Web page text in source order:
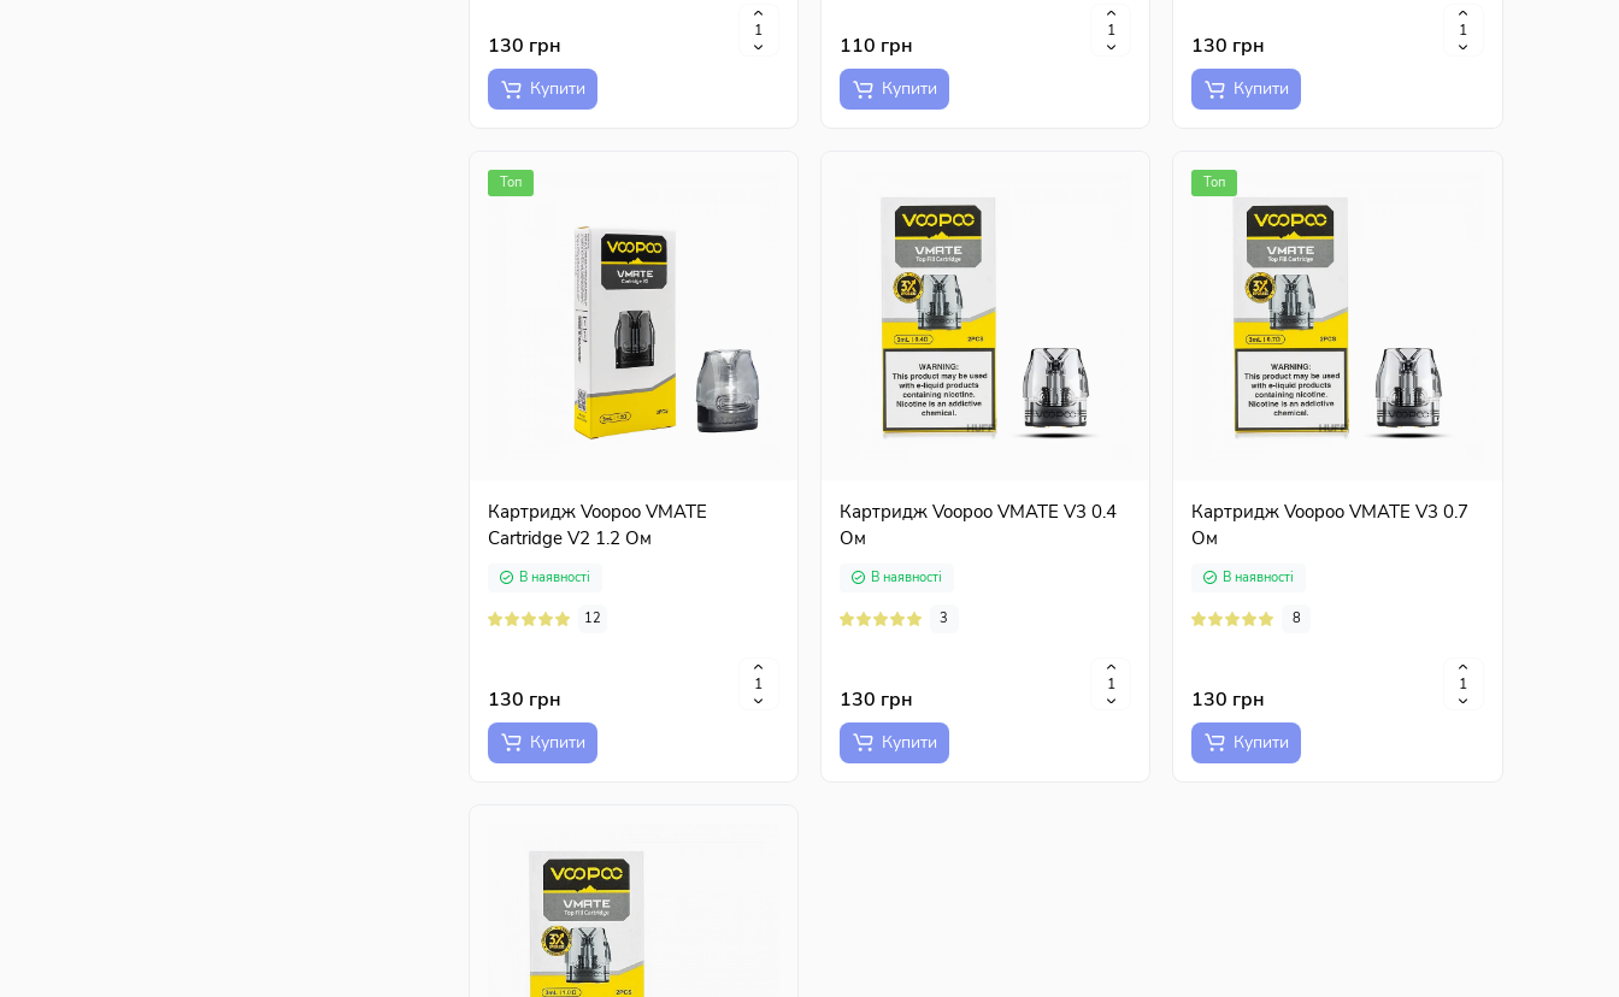
130 грн
Купити
110 грн
Купити
130 грн
Купити
Топ
Картридж Voopoo VMATE
Cartridge V2 1.2 Ом
В наявності
12
130 грн
Купити
Картридж Voopoo VMATE V3 0.4
Ом
В наявності
3
130 грн
Купити
Топ
Картридж Voopoo VMATE V3 0.7
Ом
В наявності
8
130 грн
Купити